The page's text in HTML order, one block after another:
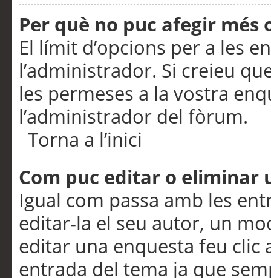
Per què no puc afegir més
El límit d’opcions per a les
l’administrador. Si creieu
les permeses a la vostra
l’administrador del fòrum.
Torna a l’inici
Com puc editar o eliminar
Igual com passa amb les
editar-la el seu autor, un
editar una enquesta feu clic
entrada del tema ja que